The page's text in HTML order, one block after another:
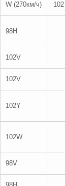
W (270км/ч)
98H
102V
102V
102Y
102W
98V